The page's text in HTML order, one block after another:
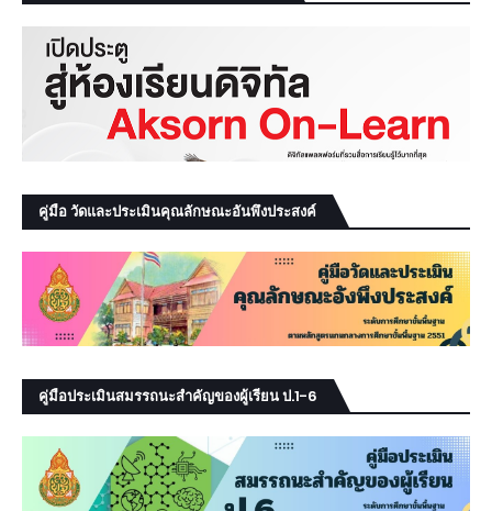
คู่มือ วัดและประเมินคุณลักษณะอันพึงประสงค์
คู่มือประเมินสมรรถนะสำคัญของผู้เรียน ป.1-6